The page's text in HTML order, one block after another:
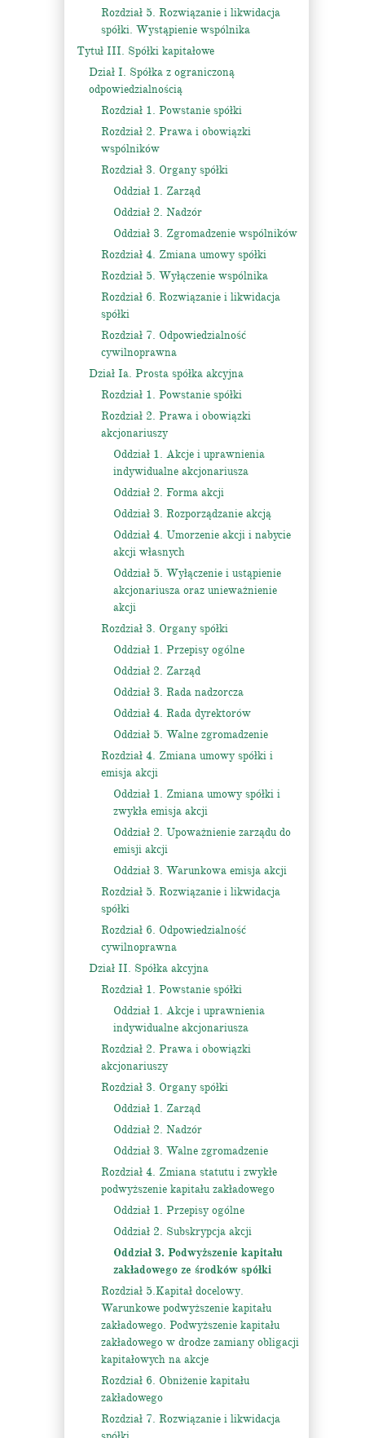
Rozdział 5. Rozwiązanie i likwidacja
spółki. Wystąpienie wspólnika
Tytuł III. Spółki kapitałowe
Dział I. Spółka z ograniczoną
odpowiedzialnością
Rozdział 1. Powstanie spółki
Rozdział 2. Prawa i obowiązki
wspólników
Rozdział 3. Organy spółki
Oddział 1. Zarząd
Oddział 2. Nadzór
Oddział 3. Zgromadzenie wspólników
Rozdział 4. Zmiana umowy spółki
Rozdział 5. Wyłączenie wspólnika
Rozdział 6. Rozwiązanie i likwidacja
spółki
Rozdział 7. Odpowiedzialność
cywilnoprawna
Dział Ia. Prosta spółka akcyjna
Rozdział 1. Powstanie spółki
Rozdział 2. Prawa i obowiązki
akcjonariuszy
Oddział 1. Akcje i uprawnienia
indywidualne akcjonariusza
Oddział 2. Forma akcji
Oddział 3. Rozporządzanie akcją
Oddział 4. Umorzenie akcji i nabycie
akcji własnych
Oddział 5. Wyłączenie i ustąpienie
akcjonariusza oraz unieważnienie
akcji
Rozdział 3. Organy spółki
Oddział 1. Przepisy ogólne
Oddział 2. Zarząd
Oddział 3. Rada nadzorcza
Oddział 4. Rada dyrektorów
Oddział 5. Walne zgromadzenie
Rozdział 4. Zmiana umowy spółki i
emisja akcji
Oddział 1. Zmiana umowy spółki i
zwykła emisja akcji
Oddział 2. Upoważnienie zarządu do
emisji akcji
Oddział 3. Warunkowa emisja akcji
Rozdział 5. Rozwiązanie i likwidacja
spółki
Rozdział 6. Odpowiedzialność
cywilnoprawna
Dział II. Spółka akcyjna
Rozdział 1. Powstanie spółki
Oddział 1. Akcje i uprawnienia
indywidualne akcjonariusza
Rozdział 2. Prawa i obowiązki
akcjonariuszy
Rozdział 3. Organy spółki
Oddział 1. Zarząd
Oddział 2. Nadzór
Oddział 3. Walne zgromadzenie
Rozdział 4. Zmiana statutu i zwykłe
podwyższenie kapitału zakładowego
Oddział 1. Przepisy ogólne
Oddział 2. Subskrypcja akcji
Oddział 3. Podwyższenie kapitału
zakładowego ze środków spółki
Rozdział 5.Kapitał docelowy.
Warunkowe podwyższenie kapitału
zakładowego. Podwyższenie kapitału
zakładowego w drodze zamiany obligacji
kapitałowych na akcje
Rozdział 6. Obniżenie kapitału
zakładowego
Rozdział 7. Rozwiązanie i likwidacja